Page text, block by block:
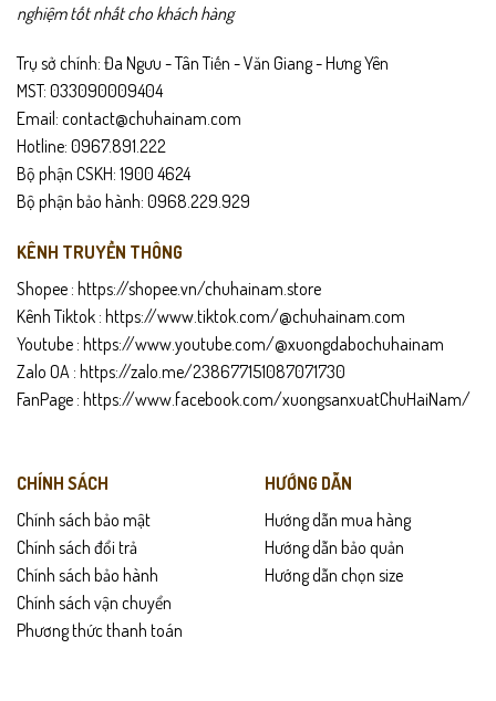
nghiệm tốt nhất cho khách hàng
Trụ sở chính: Đa Ngưu - Tân Tiến - Văn Giang - Hưng Yên
MST: 033090009404
Email: contact@chuhainam.com
Hotline: 0967.891.222
Bộ phận CSKH: 1900 4624
Bộ phận bảo hành: 0968.229.929
KÊNH TRUYỀN THÔNG
Shopee : https://shopee.vn/chuhainam.store
Kênh Tiktok : https://www.tiktok.com/@chuhainam.com
Youtube : https://www.youtube.com/@xuongdabochuhainam
Zalo OA : https://zalo.me/238677151087071730
FanPage : https://www.facebook.com/xuongsanxuatChuHaiNam/
CHÍNH SÁCH
Chính sách bảo mật
Chính sách đổi trả
Chính sách bảo hành
Chính sách vận chuyển
Phương thức thanh toán
HƯỚNG DẪN
Hướng dẫn mua hàng
Hướng dẫn bảo quản
Hướng dẫn chọn size